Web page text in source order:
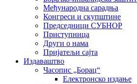
Међународна сарадња
Конгреси и скупштине
Председници СУБНОР
Приступница
Други о нама
Пријатељи сајта
Издаваштво
Часопис „Борац“
Електронско издање